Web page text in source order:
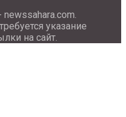
указание
на сайт.